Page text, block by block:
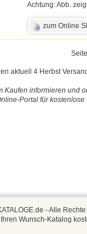
Achtung: Abb.
zum Online
aktuell 4 Herbst
Kaufen informieren und
Portal für
- Alle
Wunsch-Katalog